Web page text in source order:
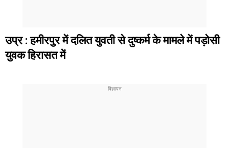
उप्र : हमीरपुर में दलित युवती से दुष्कर्म के मामले में पड़ोसी
युवक हिरासत में